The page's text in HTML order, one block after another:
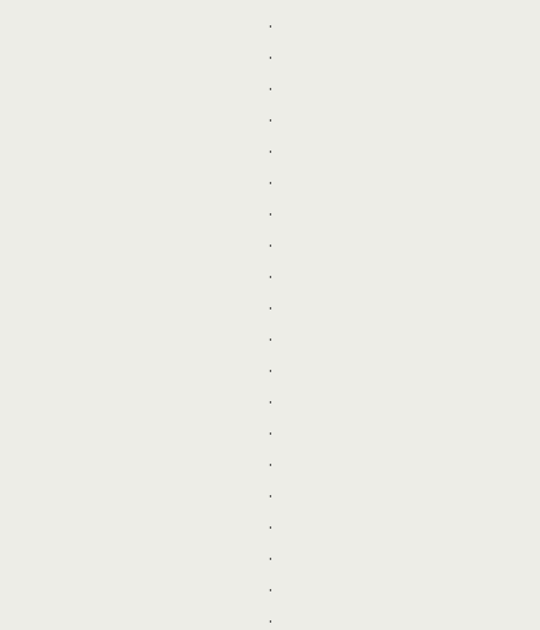
.
.
.
.
.
.
.
.
.
.
.
.
.
.
.
.
.
.
.
.